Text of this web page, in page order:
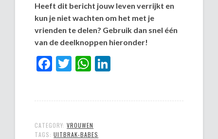
Heeft dit bericht jouw leven verrijkt en
kun je niet wachten om het met je
vrienden te delen? Gebruik dan snel één
van de deelknoppen hieronder!
Facebook
TwitterWhatsApp
CATEGORY:VROUWEN
TAGS:UITBRAK-BABES